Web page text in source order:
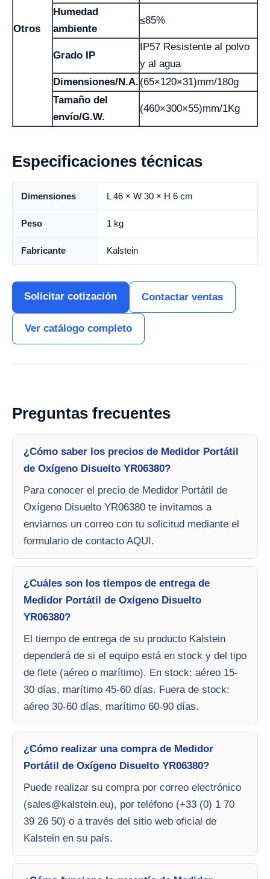
Otros
Humedad
ambiente
≤85%
Grado IP
IP57 Resistente al polvo
y al agua
Dimensiones/N.A. (65×120×31)mm/180g
Tamaño del
envío/G.W.
(460×300×55)mm/1Kg
Especificaciones técnicas
Dimensiones L 46 × W 30 × H 6 cm
Peso 1 kg
Fabricante Kalstein
Solicitar cotización Contactar ventas
Ver catálogo completo
Preguntas frecuentes
¿Cómo saber los precios de Medidor Portátil
de Oxígeno Disuelto YR06380?
Para conocer el precio de Medidor Portátil de
Oxígeno Disuelto YR06380 te invitamos a
enviarnos un correo con tu solicitud mediante el
formulario de contacto AQUI.
¿Cuáles son los tiempos de entrega de
Medidor Portátil de Oxígeno Disuelto
YR06380?
El tiempo de entrega de su producto Kalstein
dependerá de si el equipo está en stock y del tipo
de flete (aéreo o marítimo). En stock: aéreo 15-
30 días, marítimo 45-60 días. Fuera de stock:
aéreo 30-60 días, marítimo 60-90 días.
¿Cómo realizar una compra de Medidor
Portátil de Oxígeno Disuelto YR06380?
Puede realizar su compra por correo electrónico
(sales@kalstein.eu), por teléfono (+33 (0) 1 70
39 26 50) o a través del sitio web oficial de
Kalstein en su país.